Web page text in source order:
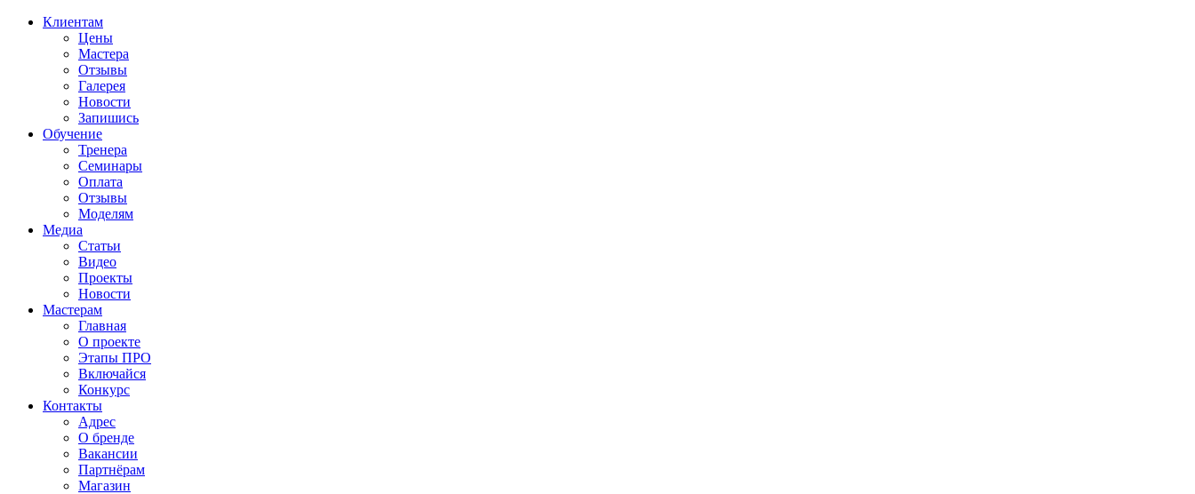
Клиентам
Цены
Мастера
Отзывы
Галерея
Новости
Запишись
Обучение
Тренера
Семинары
Оплата
Отзывы
Моделям
Медиа
Статьи
Видео
Проекты
Новости
Мастерам
Главная
О проекте
Этапы ПРО
Включайся
Конкурс
Контакты
Адрес
О бренде
Вакансии
Партнёрам
Магазин